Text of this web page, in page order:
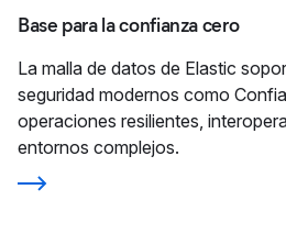
Base para la confianza cero
La malla de datos de Elastic
seguridad modernos como
operaciones resilientes,
entornos complejos.